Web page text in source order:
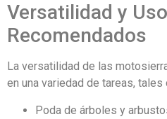
Versatilidad y
Recomendados
La versatilidad de las
en una variedad de tareas, tales
Poda de árboles y